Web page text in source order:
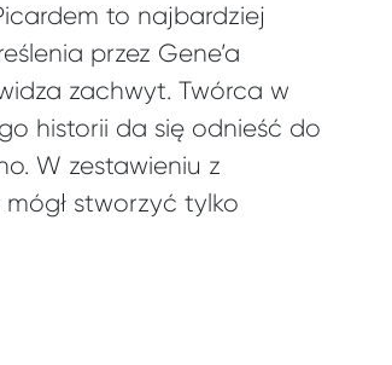
to najbardziej
przez Gene’a
zachwyt. Twórca w
historii da się odnieść do
W zestawieniu z
stworzyć tylko